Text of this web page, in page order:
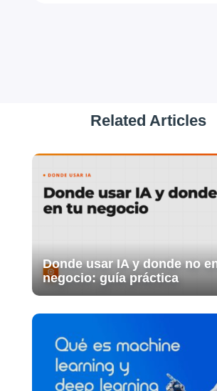
Related Articles
Donde usar IA y donde no
negocio: guía práctica